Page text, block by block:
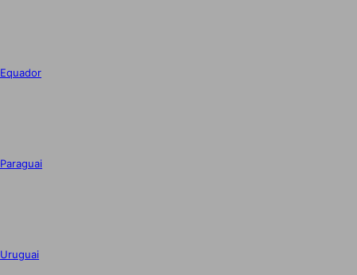
Equador
Paraguai
Uruguai